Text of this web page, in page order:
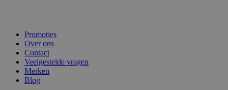
Promoties
Over ons
Contact
Veelgestelde vragen
Merken
Blog